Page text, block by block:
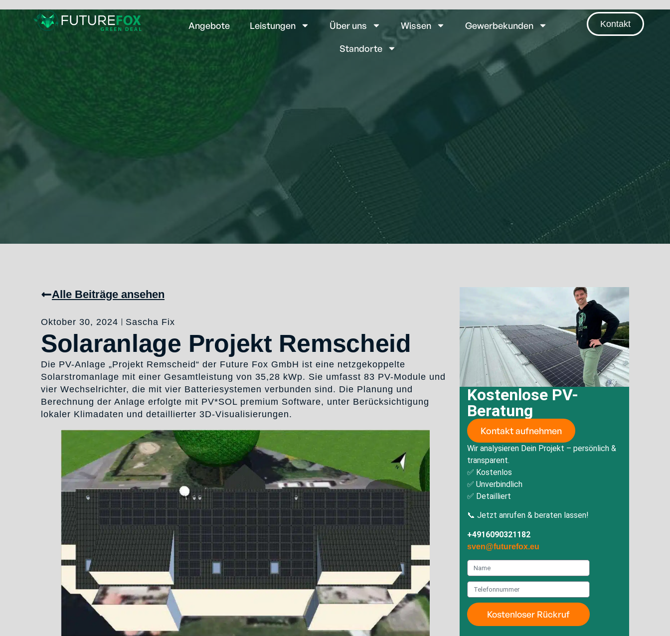
Angebote Leistungen Über uns Wissen Gewerbekunden
Standorte
Kontakt
Alle Beiträge ansehen
Oktober 30, 2024 Sascha Fix
Solaranlage Projekt Remscheid
Die PV-Anlage „Projekt Remscheid“ der Future Fox GmbH ist eine netzgekoppelte
Solarstromanlage mit einer Gesamtleistung von 35,28 kWp. Sie umfasst 83 PV-Module und
vier Wechselrichter, die mit vier Batteriesystemen verbunden sind. Die Planung und
Berechnung der Anlage erfolgte mit PV*SOL premium Software, unter Berücksichtigung
lokaler Klimadaten und detaillierter 3D-Visualisierungen.
Kostenlose PV-
Beratung
Kontakt aufnehmen
Wir analysieren Dein Projekt – persönlich &
transparent.
✅ Kostenlos
✅ Unverbindlich
✅ Detailliert
📞 Jetzt anrufen & beraten lassen!
+4916090321182
sven@futurefox.eu
Kostenloser Rückruf